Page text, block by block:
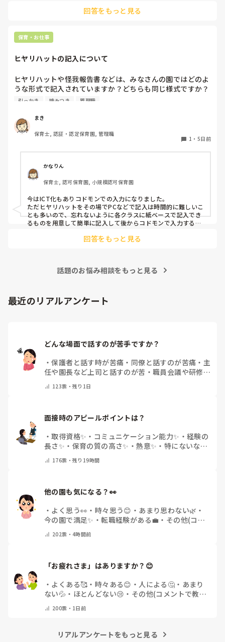
うちも要支援児が数名おり、朝の集まりで立って歌を歌うのに
立ちましょうの合図で立つかどうかはそれぞれで、したくない
という子どもは今はうたの時間だから立たなくてもいいから座
り回る子どもは減りました。
いですよね。。
要支援児とも関係が出来、私といることが安全基地と思ってく
れと、自分のもとに帰ってきてくれるので、少し落ち着いたか
とも思います。
手が足りないですよね。
メンタルやられないようにリフレッシュしながら頑張りましょ
うね。
回答をもっと見る
保育・お仕事
ヒヤリハットの記入について
ヒヤリハットや怪我報告書などは、みなさんの園ではどのよ
うな形式で記入されていますか？どちらも同じ様式ですか？
園の経営者が変わったため、様式を変える…みたいになって
引っかき 噛みつき 管理職
まき
保育士, 認証・認定保育園, 管理職
1 ・ 5日前
かなりん
保育士, 認可保育園, 小規模認可保育園
今はICT化もありコドモンでの入力になりました。
ただヒヤリハットをその場でPCなどで記入は時間的に難しいこ
とも多いので、忘れないように各クラスに紙ベースで記入でき
るものを用意して簡単に記入して後からコドモンで入力するよ
回答をもっと見る
話題のお悩み相談をもっと見る
最近のリアルアンケート
どんな場面で話すのが苦手ですか？
・保護者と話す時が苦痛 ・ 同僚と話すのが苦痛 ・ 主
任や園長など上司と話すのが苦 ・ 職員会議や研修場
他(コメントで教えてください)
123票・残り1日
面接時のアピールポイントは？
・取得資格✨ ・ コミュニケーション能力✨ ・ 経験の
長さ✨ ・ 保育の質の高さ✨ ・熱意✨ ・ 特にないな・
176票・残り19時間
他の園も気になる？👀
・ よく思う👀 ・ 時々思う😊 ・ あまり思わない🌿 ・
今の園で満足✨ ・転職経験がある💼 ・ その他(コメ
202票・4時間前
「お疲れさま」はありますか？😊
・ よくある🥰 ・ 時々ある😊 ・ 人による🤔 ・ あまり
ない💦 ・ ほとんどない😢 ・ その他(コメントで教え
200票・ 1日前
リアルアンケートをもっと見る